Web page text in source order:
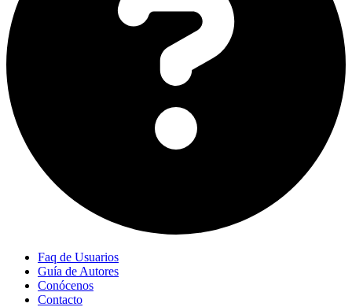
Faq de Usuarios
Guía de Autores
Conócenos
Contacto